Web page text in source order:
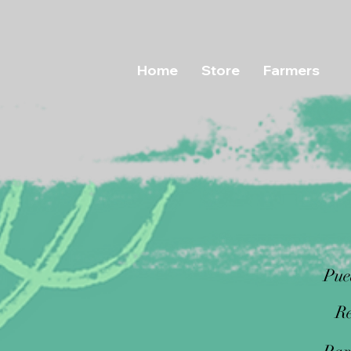
Home Store Farmers